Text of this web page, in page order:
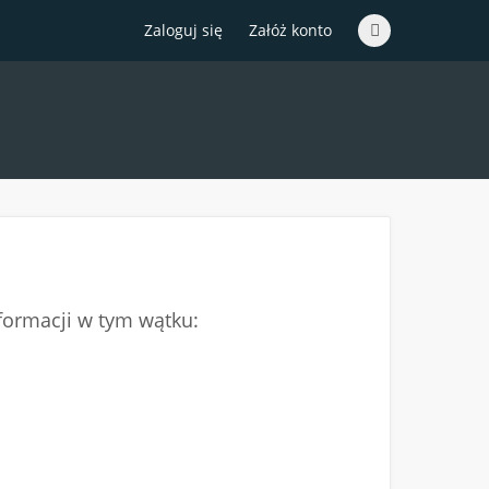
Zaloguj się Załóż konto
w tym wątku: